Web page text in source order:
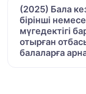
(2025) Бала
бірінші
мүгедектігі
отырған
балаларға